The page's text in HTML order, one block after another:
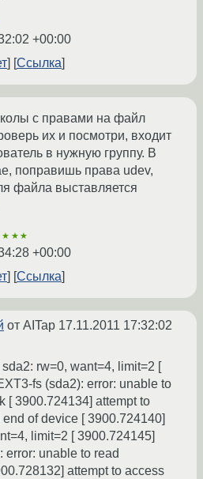
+00:00
Ссылка
с правами на файл
их и посмотри, входит
в нужную группу. В
поправишь права udev,
файла выставляется
+00:00
Ссылка
от AITap 17.11.2011 17:32:02
rw=0, want=4, limit=2 [
fs (sda2): error: unable to
[ 3900.724134] attempt to
of device [ 3900.724140]
limit=2 [ 3900.724145]
error: unable to read
attempt to access